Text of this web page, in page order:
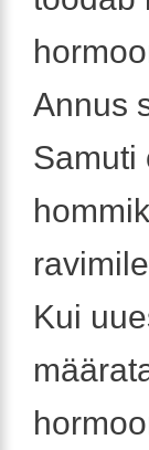
Annus
Samuti
Kui